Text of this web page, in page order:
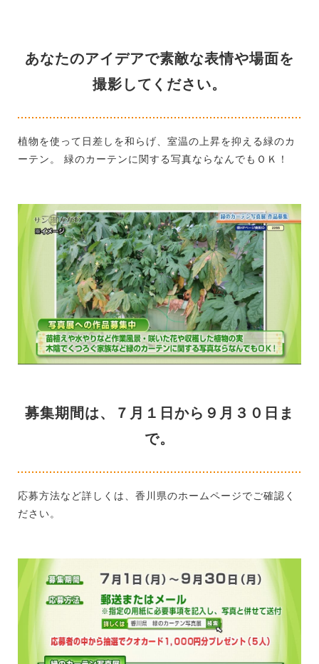
あなたのアイデアで素敵な表情や場面を
撮影してください。
植物を使って日差しを和らげ、室温の上昇を抑える緑のカ
ーテン。 緑のカーテンに関する写真ならなんでもＯＫ！
募集期間は、７月１日から９月３０日ま
で。
応募方法など詳しくは、香川県のホームページでご確認く
ださい。